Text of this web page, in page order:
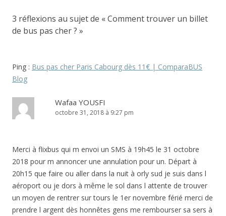
3 réflexions au sujet de «Comment trouver un billet
de bus pas cher ? »
Ping : Bus pas cher Paris Cabourg dès 11€ | ComparaBUS
Blog
Wafaa YOUSFI
octobre 31, 2018 à 9:27 pm
Merci à flixbus qui m envoi un SMS à 19h45 le 31 octobre
2018 pour m annoncer une annulation pour un. Départ à
20h15 que faire ou aller dans la nuit à orly sud je suis dans l
aéroport ou je dors à même le sol dans l attente de trouver
un moyen de rentrer sur tours le 1er novembre férié merci de
prendre l argent dès honnêtes gens me rembourser sa sers à